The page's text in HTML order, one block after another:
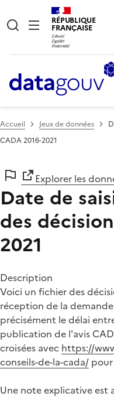
RÉPUBLIQUE
FRANÇAISE
Accueil Jeux de données
CADA 2016-2021
Explorer les
Date de
des
2021
Description
Voici un fichier des
réception de la
précisément le délai
publication de l'avis
croisées avec https://
conseils-de-la-cada/
Une note explicative est